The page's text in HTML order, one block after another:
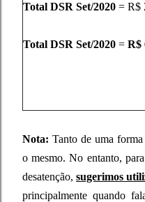
Total DSR Set/2020 = R$
Total DSR Set/2020 = R$
Nota: Tanto de uma
o mesmo. No entanto,
desatenção, sugerimos
principalmente quando